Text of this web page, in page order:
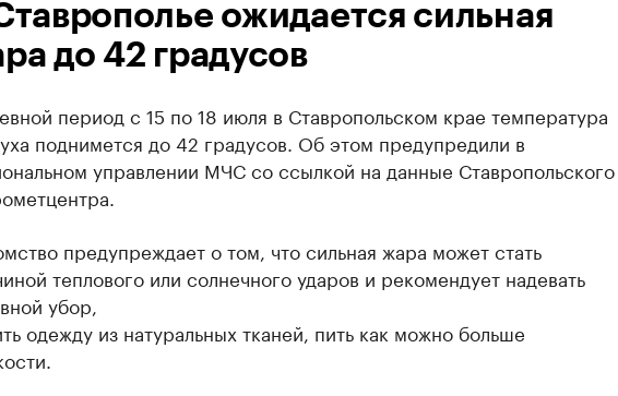
ожидается сильная
до 42 градусов
период с 15 по 18 июля в Ставропольском крае температура
поднимется до 42 градусов. Об этом предупредили в
управлении МЧС со ссылкой на данные Ставропольского
предупреждает о том, что сильная жара может стать
теплового или солнечного ударов и рекомендует надевать
убор,
одежду из натуральных тканей, пить как можно больше